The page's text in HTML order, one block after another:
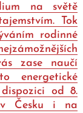
na světě
Tok
rodinné
zase naučí
energetické
od 8.
Česku i na